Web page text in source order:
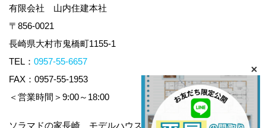
有限会社 山内住建本社
〒856-0021
長崎県大村市鬼橋町1155-1
TEL： 0957-55-6657
FAX：0957-55-1953
＜営業時間＞9:00～18:00
ソラマドの家長崎 モデルハウスiDobata!